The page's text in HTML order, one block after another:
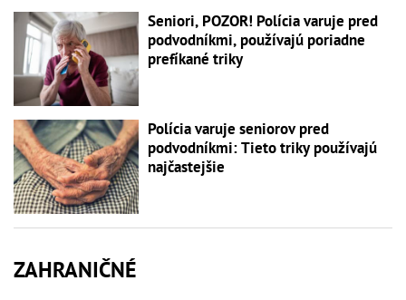
Seniori, POZOR! Polícia varuje pred
podvodníkmi, používajú poriadne
prefíkané triky
Polícia varuje seniorov pred
podvodníkmi: Tieto triky používajú
najčastejšie
ZAHRANIČNÉ